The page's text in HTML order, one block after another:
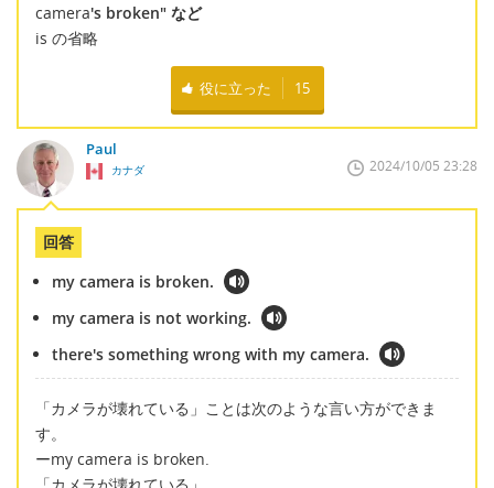
camera's broken" など
is の省略
役に立った 15
Paul
カナダ 2024/10/05 23:28
回答
my camera is broken.
my camera is not working.
there's something wrong with my camera.
「カメラが壊れている」ことは次のような言い方ができま
す。
ーmy camera is broken.